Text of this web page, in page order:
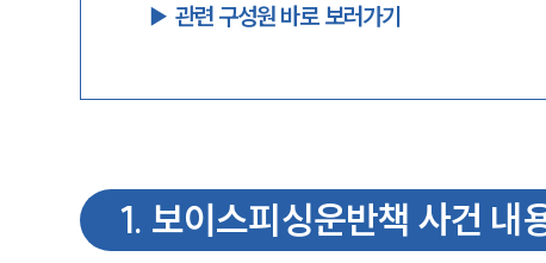
▶︎ 관련 구성원 바로 보러가기
1. 보이스피싱운반책 사건 내